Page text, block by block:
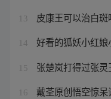
13 皮康王可以治白斑
14 好看的狐妖小红娘
15 张楚岚打得过张灵
16 戴荃原创悟空惊呆